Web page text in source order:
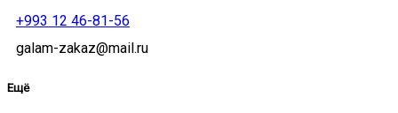
+993 12 46-81-56
galam-zakaz@mail.ru
Ещё